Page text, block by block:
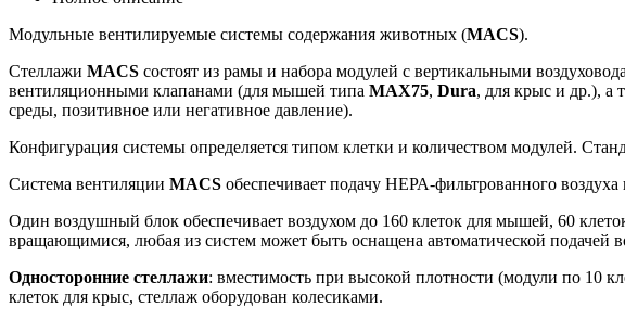
Модульные вентилируемые системы содержания животных (MACS).
Стеллажи MACS состоят из рамы и набора модулей с вертикальными
вентиляционными клапанами (для мышей типа MAX75, Dura, для крыс и др.), а
среды, позитивное или негативное давление).
Конфигурация системы определяется типом клетки и количеством модулей.
Система вентиляции MACS обеспечивает подачу НЕРА-фильтрованного
Один воздушный блок обеспечивает воздухом до 160 клеток для мышей, 60
вращающимися, любая из систем может быть оснащена автоматической подачей
Односторонние стеллажи: вместимость при высокой плотности (модули по 10
клеток для крыс, стеллаж оборудован колесиками.